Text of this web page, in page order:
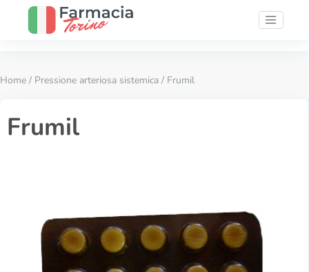
Home / Pressione arteriosa sistemica / Frumil
Frumil